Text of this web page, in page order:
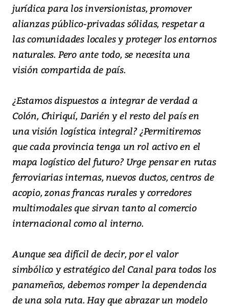
jurídica para los inversionistas, promover
alianzas público-privadas sólidas, respetar a
las comunidades locales y proteger los entornos
naturales. Pero ante todo, se necesita una
visión compartida de país.
¿Estamos dispuestos a integrar de verdad a
Colón, Chiriquí, Darién y el resto del país en
una visión logística integral? ¿Permitiremos
que cada provincia tenga un rol activo en el
mapa logístico del futuro? Urge pensar en rutas
ferroviarias internas, nuevos ductos, centros de
acopio, zonas francas rurales y corredores
multimodales que sirvan tanto al comercio
internacional como al interno.
Aunque sea difícil de decir, por el valor
simbólico y estratégico del Canal para todos los
panameños, debemos romper la dependencia
de una sola ruta. Hay que abrazar un modelo